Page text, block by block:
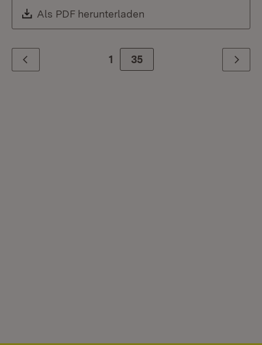
Download:
Als PDF herunterladen
Zurück 1 Zur Seite
35 Weiter